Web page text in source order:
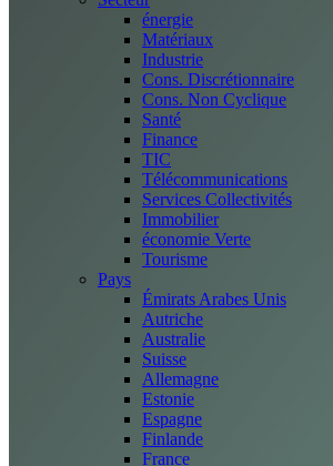
énergie
Matériaux
Industrie
Cons. Discrétionnaire
Cons. Non Cyclique
Santé
Finance
TIC
Télécommunications
Services Collectivités
Immobilier
économie Verte
Tourisme
Pays
Émirats Arabes Unis
Autriche
Australie
Suisse
Allemagne
Estonie
Espagne
Finlande
France